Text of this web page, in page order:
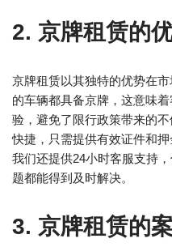
2. 京牌租赁的
京牌租赁以其独特的优势在
的车辆都具备京牌，这意味
验，避免了限行政策带来的
快捷，只需提供有效证件和
我们还提供24小时客服支持
题都能得到及时解决。
3. 京牌租赁的